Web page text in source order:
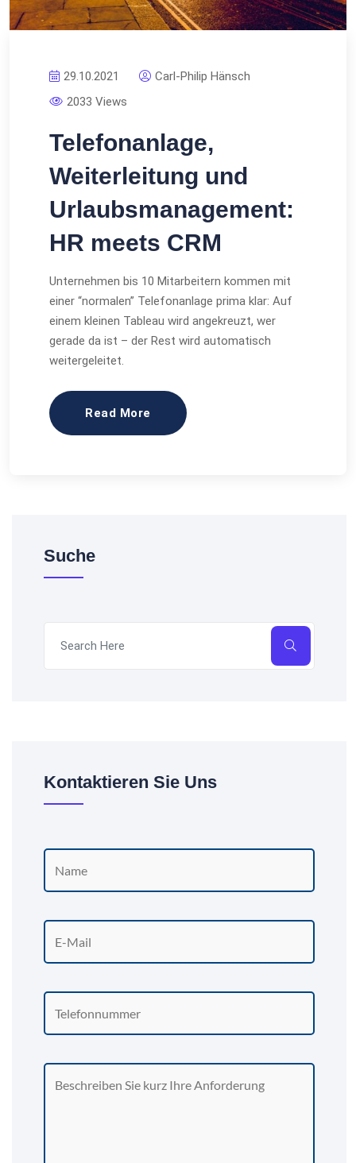
29.10.2021
Carl-Philip Hänsch
2033 Views
Telefonanlage,
Weiterleitung und
Urlaubsmanagement:
HR meets CRM
Unternehmen bis 10 Mitarbeitern kommen mit
einer “normalen” Telefonanlage prima klar: Auf
einem kleinen Tableau wird angekreuzt, wer
gerade da ist – der Rest wird automatisch
weitergeleitet.
Read More
Suche
Kontaktieren Sie Uns